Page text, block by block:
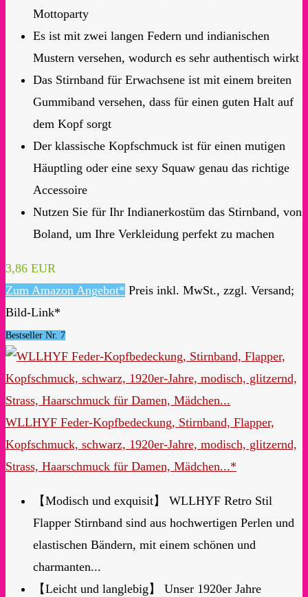
Mottoparty
Es ist mit zwei langen Federn und indianischen
Mustern versehen, wodurch es sehr authentisch wirkt
Das Stirnband für Erwachsene ist mit einem breiten
Gummiband versehen, dass für einen guten Halt auf
dem Kopf sorgt
Der klassische Kopfschmuck ist für einen mutigen
Häuptling oder eine sexy Squaw genau das richtige
Accessoire
Nutzen Sie für Ihr Indianerkostüm das Stirnband, von
Boland, um Ihre Verkleidung perfekt zu machen
3,86 EUR
Zum Amazon Angebot* Preis inkl. MwSt., zzgl. Versand;
Bild-Link*
Bestseller Nr. 7
WLLHYF Feder-Kopfbedeckung, Stirnband, Flapper,
Kopfschmuck, schwarz, 1920er-Jahre, modisch, glitzernd,
Strass, Haarschmuck für Damen, Mädchen...*
【Modisch und exquisit】 WLLHYF Retro Stil
Flapper Stirnband sind aus hochwertigen Perlen und
elastischen Bändern, mit einem schönen und
charmanten...
【Leicht und langlebig】 Unser 1920er Jahre